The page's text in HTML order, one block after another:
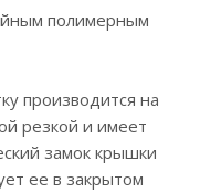
полимерным
производится на
резкой и имеет
замок крышки
ее в закрытом